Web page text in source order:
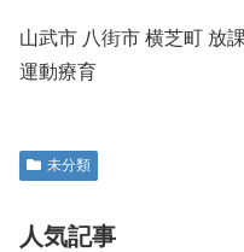
山武市 八街市 横芝町 放
運動療育
未分類
人気記事